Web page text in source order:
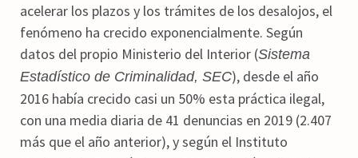
acelerar los plazos y los trámites de los desalojos, el
fenómeno ha crecido exponencialmente. Según
datos del propio Ministerio del Interior (Sistema
Estadístico de Criminalidad, SEC), desde el año
2016 había crecido casi un 50% esta práctica ilegal,
con una media diaria de 41 denuncias en 2019 (2.407
más que el año anterior), y según el Instituto